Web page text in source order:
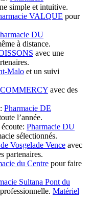
simple et intuitive.
VALQUE pour
DU
à distance.
avec une
Malo et un suivi
COMMERCY avec des
Pharmacie DE
l’année.
Pharmacie DU
sélectionnés.
Vosgelade Vence avec
partenaires.
du Centre pour faire
Sultana Pont du
Matériel